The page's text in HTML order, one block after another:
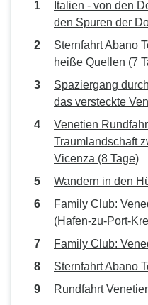
Italien - von den
den Spuren der
Sternfahrt Abano
heiße Quellen (7
Spaziergang
das versteckte
Venetien
Traumlandschaft
Vicenza (8 Tage)
Wandern in den
Family Club:
(Hafen-zu-Port-
Family Club:
Sternfahrt Abano
Rundfahrt